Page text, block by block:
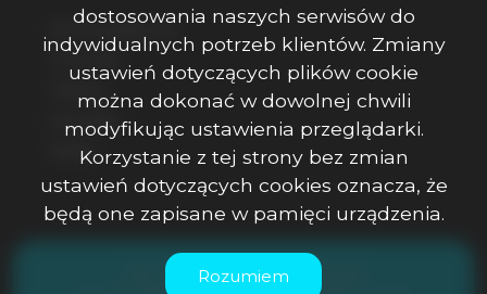
Strona główna
O firmie
Kontakt
Rodo
ASK Office Anna Skwarciak © 2026
dostosowania naszych serwisów do
indywidualnych potrzeb klientów. Zmiany
ustawień dotyczących plików cookie
można dokonać w dowolnej chwili
modyfikując ustawienia przeglądarki.
Korzystanie z tej strony bez zmian
ustawień dotyczących cookies oznacza, że
będą one zapisane w pamięci urządzenia.
Rozumiem